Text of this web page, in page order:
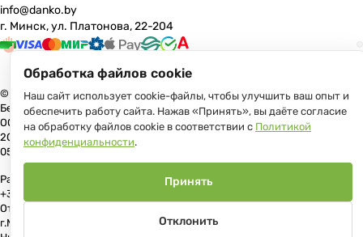
info@danko.by
г. Минск, ул. Платонова, 22-204
© 2026 Данко Бай: качественная мебель с оперативной доставкой по
Беларуси
ООО «Гранд Парк», юр.адрес: 220005, Минск, ул. Платонова, 22, пом.
204 В торговом реестре с 17 июля 2013 г. Регистрация №191081534,
05.11.2008, Мингорисполком.
Рассмотрение обращений потребителей, телефон +375 (17) 361-10-80,
+375 (29) 191-10-80, +375 (29) 544-10-00, e-mail: info@danko.by
Отдел торговли и услуг Администрации Первомайского района
г.Минска: тел. +375(17)215-14-65, Начальник отдела: Жакович Юлия
Обработка файлов cookie
Наш сайт использует cookie-файлы, чтобы улучшить ваш опыт и
обеспечить работу сайта. Нажав «Принять», вы даёте согласие
на обработку файлов cookie в соответствии с Политикой
конфиденциальности.
Отклонить
Принять